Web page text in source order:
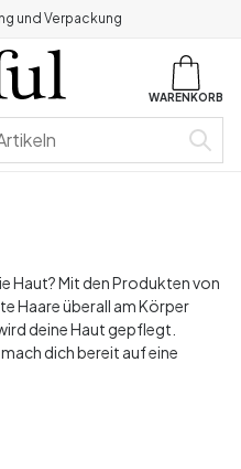
und Verpackung
WARENKORB
Haut? Mit den Produkten von
Haare überall am Körper
deine Haut gepflegt.
dich bereit auf eine